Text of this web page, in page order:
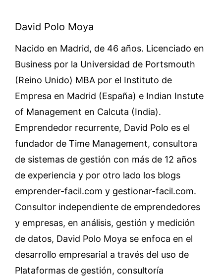
David Polo Moya
Nacido en Madrid, de 46 años. Licenciado en
Business por la Universidad de Portsmouth
(Reino Unido) MBA por el Instituto de
Empresa en Madrid (España) e Indian Instute
of Management en Calcuta (India).
Emprendedor recurrente, David Polo es el
fundador de Time Management, consultora
de sistemas de gestión con más de 12 años
de experiencia y por otro lado los blogs
emprender-facil.com y gestionar-facil.com.
Consultor independiente de emprendedores
y empresas, en análisis, gestión y medición
de datos, David Polo Moya se enfoca en el
desarrollo empresarial a través del uso de
Plataformas de gestión, consultoría